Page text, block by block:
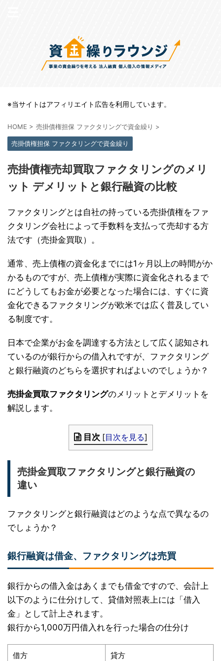
※当サイトはアフィリエイト広告を利用しています。
HOME > 売掛債権担保 ファクタリングで資金繰り >
売掛債権担保 ファクタリングで資金繰り
売掛債権売却買取ファクタリングのメリ
ット デメリットと銀行融資の比較
ファクタリングとは自社の持っている売掛債権をファ
クタリング会社によって手数料を支払って売却する方
法です（売掛金買取）。
通常、売上債権の資金化までには1ヶ月以上の時間がか
かるものですが、売上債権が実際に資金化されるまで
にどうしてもお金が必要となった場合には、すぐに資
金化できるファクタリングが欧米では広く普及してい
る制度です。
日本で企業がお金を調達する方法として広く認知され
ているのが銀行からの借入れですが、ファクタリング
と銀行融資のどちらを選択すればよいのでしょうか？
売掛金買取ファクタリングのメリットとデメリットを
解説します。
目次 [目次を見る]
売掛金買取ファクタリングと銀行融資の
違い
ファクタリングと銀行融資はどのような点で異なるの
でしょうか？
銀行融資は借金、ファクタリングは売買
銀行からの借入金はあくまでも借金ですので、会計上
以下のように仕分けして、貸借対照表上には「借入
金」として計上されます。
銀行から1,000万円借入れを行った場合の仕分け
借方 貸方